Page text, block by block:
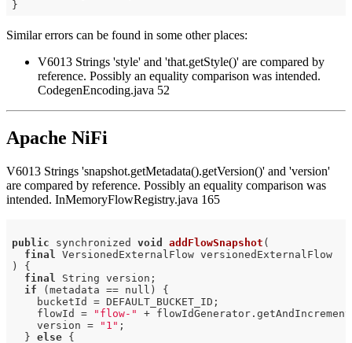
Similar errors can be found in some other places:
V6013 Strings 'style' and 'that.getStyle()' are compared by
reference. Possibly an equality comparison was intended.
CodegenEncoding.java 52
Apache NiFi
V6013 Strings 'snapshot.getMetadata().getVersion()' and 'version'
are compared by reference. Possibly an equality comparison was
intended. InMemoryFlowRegistry.java 165
public synchronized void addFlowSnapshot (
final
VersionedExternalFlow versionedExternalFlow
)
{
final
String version;
if (metadata == null) {
    bucketId = DEFAULT_BUCKET_ID;
    flowId =
"flow-" +
    version =
"1" ;
  }
else {